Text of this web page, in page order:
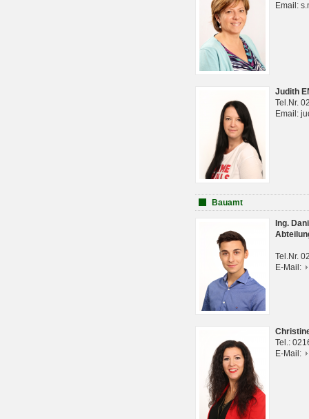
Email:
Judith
Tel.Nr.
Email:
Bauamt
Ing.
Tel.Nr.
E-Mail:
Tel.:
E-Mail: